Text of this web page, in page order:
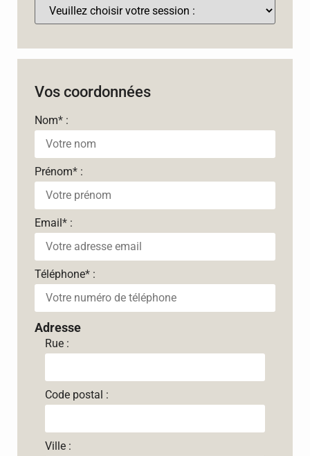
Vos coordonnées
Nom* :
Prénom* :
Email* :
Téléphone* :
Adresse
Rue :
Code postal :
Ville :